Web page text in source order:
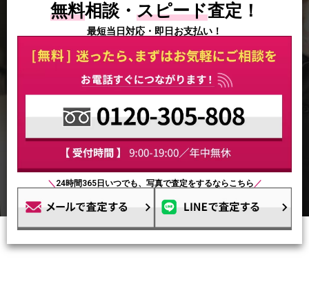
無料相談・ スピード査定！
最短当日対応・即日お支払い！
＼ 24時間365日いつでも、写真で査定をするならこちら ／